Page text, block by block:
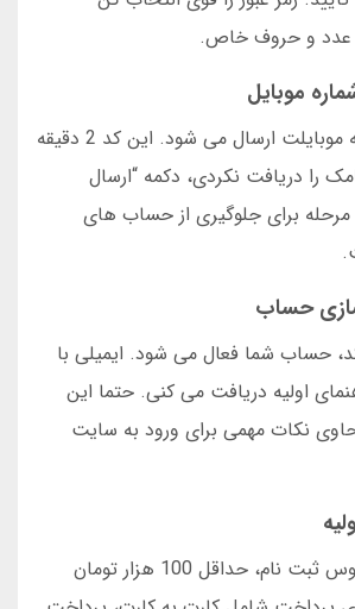
موبایل
کد تأیید 4 رقمی به موبایلت ارسال می شود. این کد 2 دقیقه
را دریافت نکردی، دکمه “ارسال
برای جلوگیری از حساب های
حساب
حساب شما فعال می شود. ایمیلی با
اولیه دریافت می کنی. حتما این
نکات مهمی برای ورود به سایت
برای استفاده از بونوس ثبت نام، حداقل 100 هزار تومان